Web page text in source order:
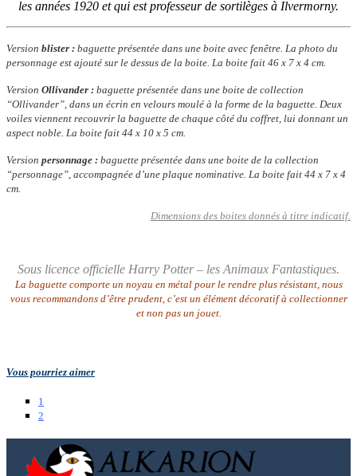
les années 1920 et qui est professeur de sortilèges à Ilvermorny.
Version blister : baguette présentée dans une boite avec fenêtre. La photo du
personnage est ajouté sur le dessus de la boite. La boite fait 46 x 7 x 4 cm.
Version Ollivander : baguette présentée dans une boite de collection
“Ollivander”, dans un écrin en velours moulé à la forme de la baguette. Deux
voiles viennent recouvrir la baguette de chaque côté du coffret, lui donnant un
aspect noble. La boite fait 44 x 10 x 5 cm.
Version personnage : baguette présentée dans une boite de la collection
“personnage”, accompagnée d’une plaque nominative. La boite fait 44 x 7 x 4
cm.
Dimensions des boites donnés à titre indicatif.
Sous licence officielle Harry Potter – les Animaux Fantastiques.
La baguette comporte un noyau en métal pour le rendre plus résistant, nous
vous recommandons d’être prudent, c’est un élément décoratif à collectionner
et non pas un jouet.
Vous pourriez aimer
1
2